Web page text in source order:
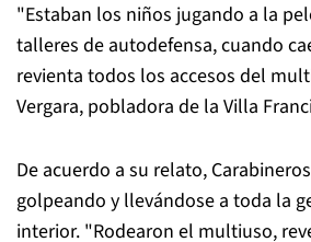
"Estaban los niños jugando a la
talleres de autodefensa, cuando
revienta todos los accesos del
Vergara, pobladora de la Villa
De acuerdo a su relato,
golpeando y llevándose a toda la
interior. "Rodearon el multiuso,